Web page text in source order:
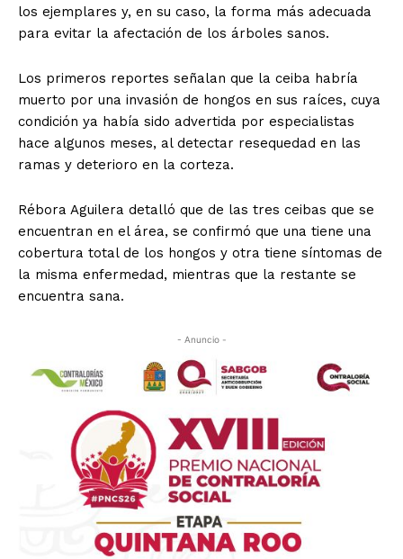
los ejemplares y, en su caso, la forma más adecuada
para evitar la afectación de los árboles sanos.
Los primeros reportes señalan que la ceiba habría
muerto por una invasión de hongos en sus raíces, cuya
condición ya había sido advertida por especialistas
hace algunos meses, al detectar resequedad en las
ramas y deterioro en la corteza.
Rébora Aguilera detalló que de las tres ceibas que se
encuentran en el área, se confirmó que una tiene una
cobertura total de los hongos y otra tiene síntomas de
la misma enfermedad, mientras que la restante se
encuentra sana.
- Anuncio -